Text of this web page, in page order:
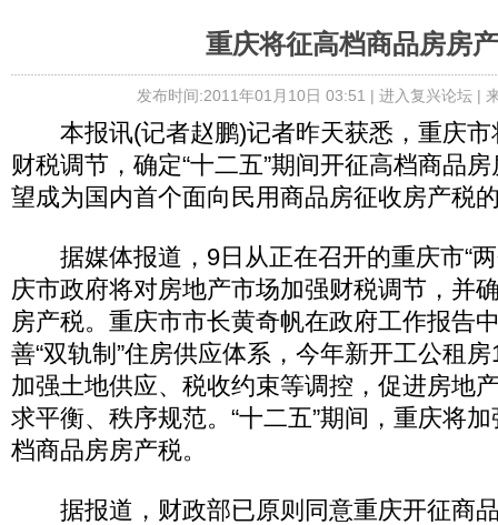
重庆将征高档商品房房
发布时间:2011年01月10日 03:51 | 进入复兴论坛|
本报讯(记者赵鹏)记者昨天获悉，重庆市
财税调节，确定“十二五”期间开征高档商品
望成为国内首个面向民用商品房征收房产税
据媒体报道，9日从正在召开的重庆市“两
庆市政府将对房地产市场加强财税调节，并
房产税。重庆市市长黄奇帆在政府工作报告
善“双轨制”住房供应体系，今年新开工公租
加强土地供应、税收约束等调控，促进房地
求平衡、秩序规范。“十二五”期间，重庆将
档商品房房产税。
据报道，财政部已原则同意重庆开征商